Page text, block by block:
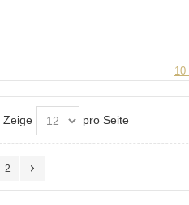
10
Zeige pro Seite
2